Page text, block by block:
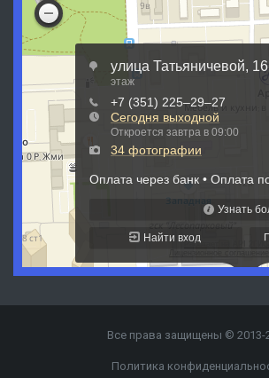
Все права защищены © 2013-
Политика